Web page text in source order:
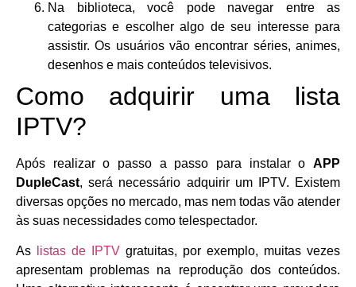
Na biblioteca, você pode navegar entre as
categorias e escolher algo de seu interesse para
assistir. Os usuários vão encontrar séries, animes,
desenhos e mais conteúdos televisivos.
Como adquirir uma lista
IPTV?
Após realizar o passo a passo para instalar o APP
DupleCast, será necessário adquirir um IPTV. Existem
diversas opções no mercado, mas nem todas vão atender
às suas necessidades como telespectador.
As listas de IPTV gratuitas, por exemplo, muitas vezes
apresentam problemas na reprodução dos conteúdos.